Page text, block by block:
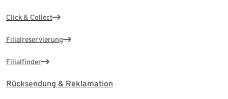
Click & Collect
Filialreservierung
Filialfinder
Rücksendung & Reklamation